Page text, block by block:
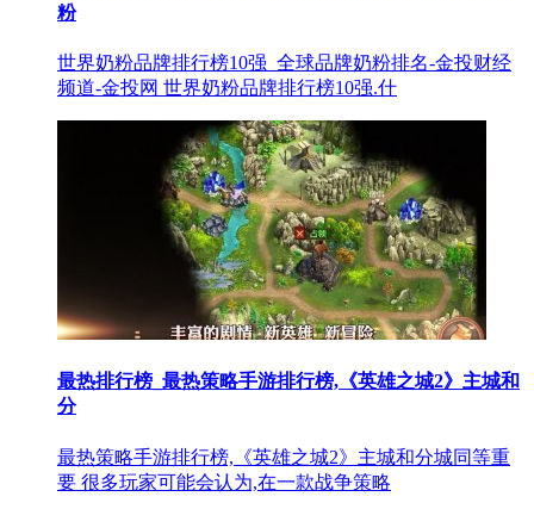
粉
世界奶粉品牌排行榜10强_全球品牌奶粉排名-金投财经
频道-金投网 世界奶粉品牌排行榜10强.什
最热排行榜_最热策略手游排行榜,《英雄之城2》主城和
分
最热策略手游排行榜,《英雄之城2》主城和分城同等重
要 很多玩家可能会认为,在一款战争策略